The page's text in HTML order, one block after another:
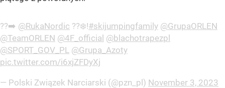
??➡️ @RukaNordic ??❄️!#skijumpingfamily @GrupaORLEN
@TeamORLEN @4F_official @blachotrapezpl
@SPORT_GOV_PL @Grupa_Azoty
pic.twitter.com/i6xjZFDyXj
— Polski Związek Narciarski (@pzn_pl) November 3, 2023